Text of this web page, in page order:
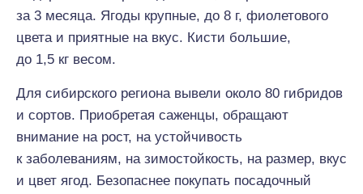
за 3 месяца. Ягоды крупные, до 8 г, фиолетового
цвета и приятные на вкус. Кисти большие,
до 1,5 кг весом.
Для сибирского региона вывели около 80 гибридов
и сортов. Приобретая саженцы, обращают
внимание на рост, на устойчивость
к заболеваниям, на зимостойкость, на размер, вкус
и цвет ягод. Безопаснее покупать посадочный